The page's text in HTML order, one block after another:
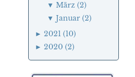
▼ März (2)
▼ Januar (2)
► 2021 (10)
► 2020 (2)